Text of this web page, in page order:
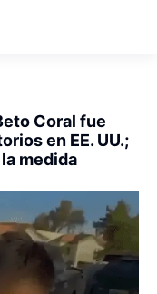
Coral fue
en EE. UU.;
medida